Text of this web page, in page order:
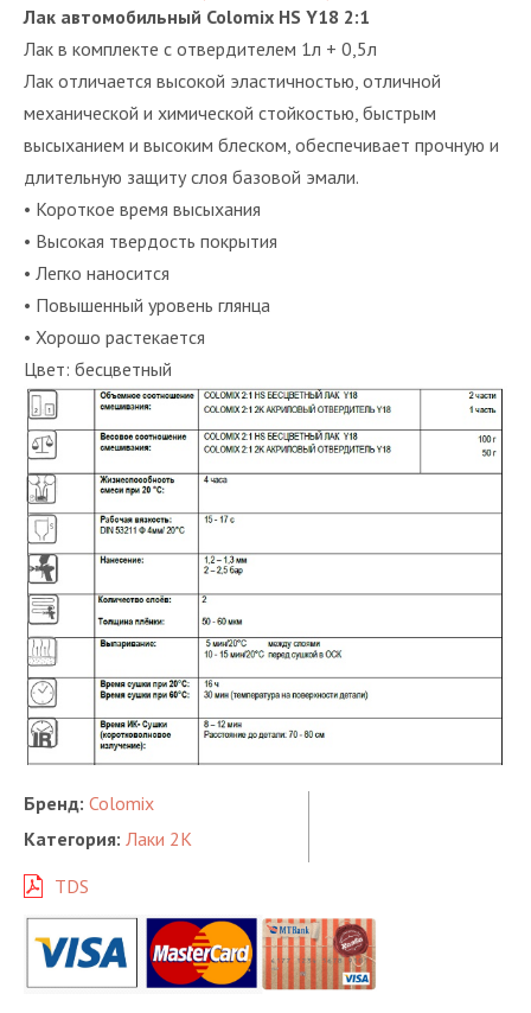
Лак автомобильный Colomix HS Y18 2:1
Лак в комплекте с отвердителем 1л + 0,5л
Лак отличается высокой эластичностью, отличной
механической и химической стойкостью, быстрым
высыханием и высоким блеском, обеспечивает прочную и
длительную защиту слоя базовой эмали.
• Короткое время высыхания
• Высокая твердость покрытия
• Легко наносится
• Повышенный уровень глянца
• Хорошо растекается
Цвет: бесцветный
Бренд: Colomix
Категория: Лаки 2K
TDS